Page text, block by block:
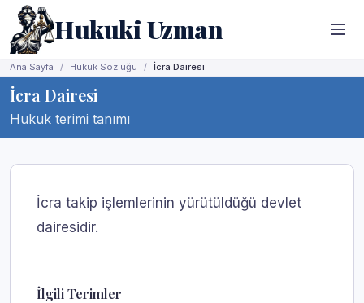
Hukuki Uzman
Ana Sayfa Hukuk Sözlüğü İcra Dairesi
İcra Dairesi
Hukuk terimi tanımı
İcra takip işlemlerinin yürütüldüğü devlet
dairesidir.
İlgili Terimler